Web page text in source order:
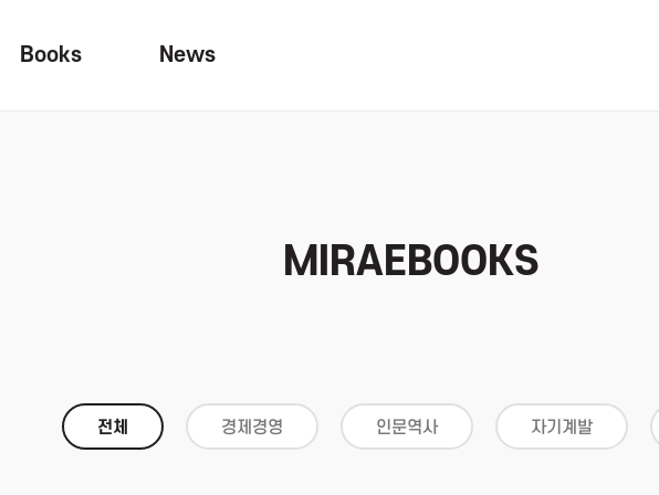
Books News
MIRAEBOOKS
전체 경제경영 인문역사 자기계발